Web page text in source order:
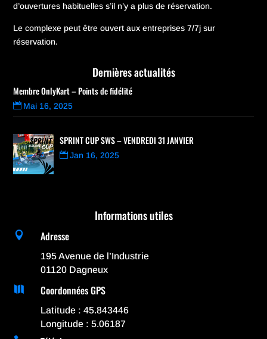
d’ouvertures habituelles s’il n’y a plus de réservation.
Le complexe peut être ouvert aux entreprises 7/7j sur
réservation.
Dernières actualités
Membre OnlyKart – Points de fidélité
Mai 16, 2025
SPRINT CUP SWS – VENDREDI 31 JANVIER
Jan 16, 2025
Informations utiles
 Adresse
195 Avenue de l’Industrie
01120 Dagneux
 Coordonnées GPS
Latitude : 45.843446
Longitude : 5.06187